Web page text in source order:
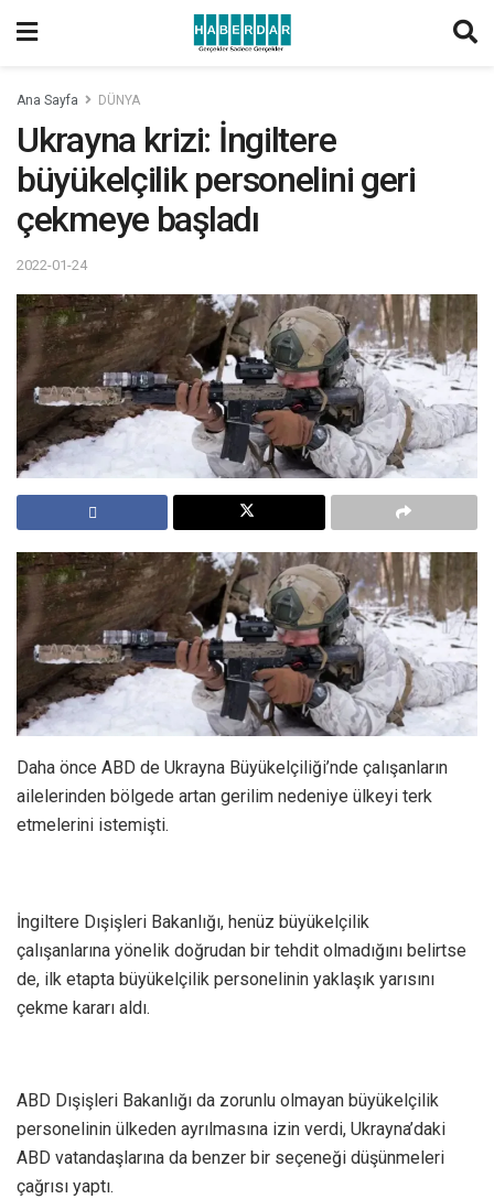
Ana Sayfa DÜNYA
Ukrayna krizi: İngiltere
büyükelçilik personelini geri
çekmeye başladı
2022-01-24
Daha önce ABD de Ukrayna Büyükelçiliği’nde çalışanların
ailelerinden bölgede artan gerilim nedeniye ülkeyi terk
etmelerini istemişti.
İngiltere Dışişleri Bakanlığı, henüz büyükelçilik
çalışanlarına yönelik doğrudan bir tehdit olmadığını belirtse
de, ilk etapta büyükelçilik personelinin yaklaşık yarısını
çekme kararı aldı.
ABD Dışişleri Bakanlığı da zorunlu olmayan büyükelçilik
personelinin ülkeden ayrılmasına izin verdi, Ukrayna’daki
ABD vatandaşlarına da benzer bir seçeneği düşünmeleri
çağrısı yaptı.